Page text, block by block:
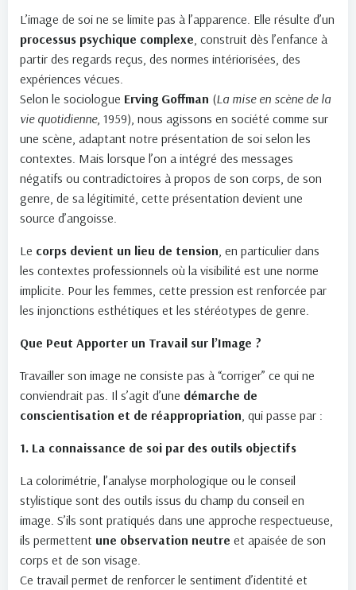
L’image de soi ne se limite pas à l’apparence. Elle résulte d’un
processus psychique complexe , construit dès l’enfance à
partir des regards reçus, des normes intériorisées, des
expériences vécues.
Selon le sociologue Erving Goffman (La mise en scène de la
vie quotidienne, 1959), nous agissons en société comme sur
une scène, adaptant notre présentation de soi selon les
contextes. Mais lorsque l’on a intégré des messages
négatifs ou contradictoires à propos de son corps, de son
genre, de sa légitimité, cette présentation devient une
source d’angoisse.
Le corps devient un lieu de tension , en particulier dans
les contextes professionnels où la visibilité est une norme
implicite. Pour les femmes, cette pression est renforcée par
les injonctions esthétiques et les stéréotypes de genre.
Que Peut Apporter un Travail sur l’Image ?
Travailler son image ne consiste pas à “corriger” ce qui ne
conviendrait pas. Il s’agit d’une démarche de
conscientisation et de réappropriation , qui passe par :
1. La connaissance de soi par des outils objectifs
La colorimétrie, l’analyse morphologique ou le conseil
stylistique sont des outils issus du champ du conseil en
image. S’ils sont pratiqués dans une approche respectueuse,
ils permettent une observation neutre et apaisée de son
corps et de son visage.
Ce travail permet de renforcer le sentiment d’identité et